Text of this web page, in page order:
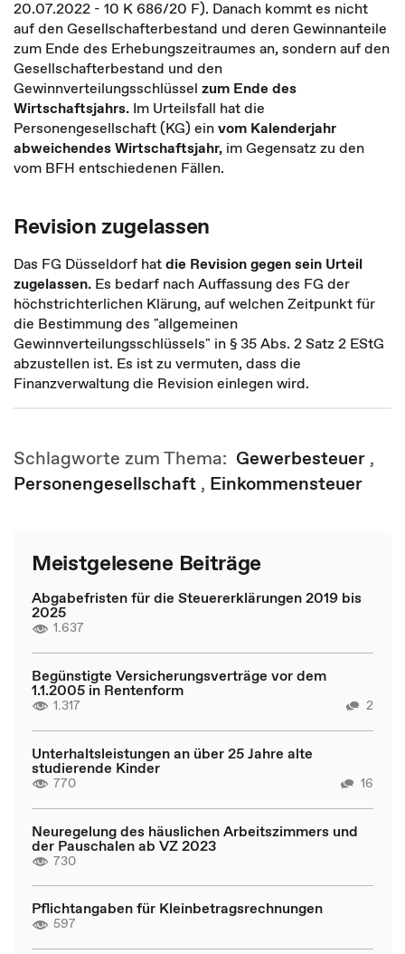
20.07.2022 - 10 K 686/20 F). Danach kommt es nicht
auf den Gesellschafterbestand und deren Gewinnanteile
zum Ende des Erhebungszeitraumes an, sondern auf den
Gesellschafterbestand und den
Gewinnverteilungsschlüssel zum Ende des
Wirtschaftsjahrs. Im Urteilsfall hat die
Personengesellschaft (KG) einvom Kalenderjahr
abweichendes Wirtschaftsjahr, im Gegensatz zu den
vom BFH entschiedenen Fällen.
Revision zugelassen
Das FG Düsseldorf hatdie Revision gegen sein Urteil
zugelassen. Es bedarf nach Auffassung des FG der
höchstrichterlichen Klärung, auf welchen Zeitpunkt für
die Bestimmung des "allgemeinen
Gewinnverteilungsschlüssels" in § 35 Abs. 2 Satz 2 EStG
abzustellen ist. Es ist zu vermuten, dass die
Finanzverwaltung die Revision einlegen wird.
Schlagworte zum Thema: Gewerbesteuer ,
Personengesellschaft , Einkommensteuer
Meistgelesene Beiträge
Abgabefristen für die Steuererklärungen 2019 bis
2025
1.637
Begünstigte Versicherungsverträge vor dem
1.1.2005 in Rentenform
1.317 2
Unterhaltsleistungen an über 25 Jahre alte
studierende Kinder
770 16
Neuregelung des häuslichen Arbeitszimmers und
der Pauschalen ab VZ 2023
730
Pflichtangaben für Kleinbetragsrechnungen
597